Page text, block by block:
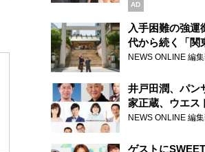
AD
入手困難の強
代から続く「関
ま」、芝大神宮
NEWS ONLINE 編
井戸田潤、パン
家正蔵、ウエス
場！『ラジオビ
NEWS ONLINE 編
ゲストに